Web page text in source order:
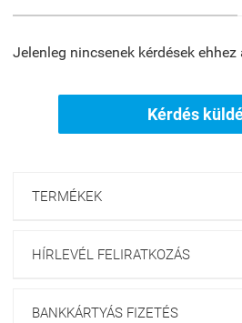
Jelenleg nincsenek kérdések ehhez
Kérdés
TERMÉKEK
HÍRLEVÉL FELIRATKOZÁS
BANKKÁRTYÁS FIZETÉS